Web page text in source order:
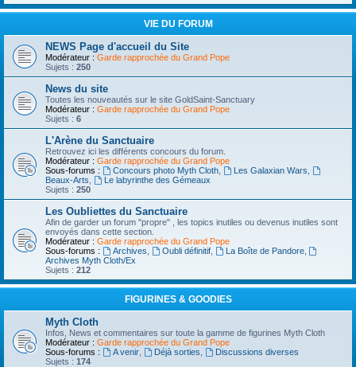
VIE DU FORUM
NEWS Page d'accueil du Site
Modérateur : Garde rapprochée du Grand Pope
Sujets : 250
News du site
Toutes les nouveautés sur le site GoldSaint-Sanctuary
Modérateur : Garde rapprochée du Grand Pope
Sujets : 6
L'Arène du Sanctuaire
Retrouvez ici les différents concours du forum.
Modérateur : Garde rapprochée du Grand Pope
Sous-forums :
Concours photo Myth Cloth, Les Galaxian Wars
Beaux-Arts
Le labyrinthe des Gémeaux
Sujets : 250
Les Oubliettes du Sanctuaire
Afin de garder un forum "propre" , les topics inutiles ou devenus inutiles sont
envoyés dans cette section.
Modérateur : Garde rapprochée du Grand Pope
Sous-forums :
Archives Oubli définitif, La Boîte de Pandore,
Archives Myth Cloth/Ex
Sujets : 212
FIGURINES & GOODIES
Myth Cloth
Infos, News et commentaires sur toute la gamme de figurines Myth Cloth
Modérateur : Garde rapprochée du Grand Pope
Sous-forums :
A venir, Déjà sorties
Discussions diverses
Sujets : 174